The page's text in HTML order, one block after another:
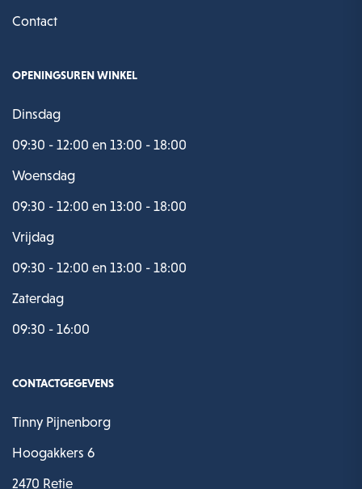
Contact
OPENINGSUREN WINKEL
Dinsdag
09:30 - 12:00 en 13:00 - 18:00
Woensdag
09:30 - 12:00 en 13:00 - 18:00
Vrijdag
09:30 - 12:00 en 13:00 - 18:00
Zaterdag
09:30 - 16:00
CONTACTGEGEVENS
Tinny Pijnenborg
Hoogakkers 6
2470 Retie